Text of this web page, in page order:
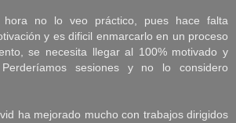
no lo veo práctico, pues hace falta
y es dificil enmarcarlo en un proceso
se necesita llegar al 100% motivado y
Perderíamos sesiones y no lo considero
ha mejorado mucho con trabajos dirigidos